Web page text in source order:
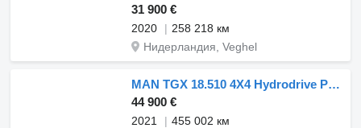
31 900 €
2020
258 218 км
Нидерландия, Veghel
MAN TGX 18.510 4X4 Hydrodrive PriTarder Hydraulik Standklima M.O.T
44 900 €
2021
455 002 км